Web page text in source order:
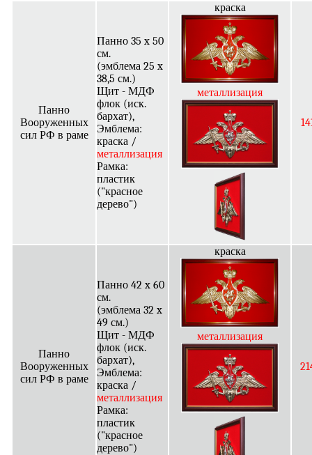
Панно
Вооруженных
сил РФ в раме
Панно 35 x 50
см.
(эмблема 25 x
38,5 см.)
Щит - МДФ
флок (иск.
бархат),
Эмблема:
краска /
металлизация
Рамка:
пластик
("красное
дерево")
краска
металлизация
Панно
Вооруженных
сил РФ в раме
Панно 42 x 60
см.
(эмблема 32 x
49 см.)
Щит - МДФ
флок (иск.
бархат),
Эмблема:
краска /
металлизация
Рамка:
пластик
("красное
дерево")
краска
металлизация